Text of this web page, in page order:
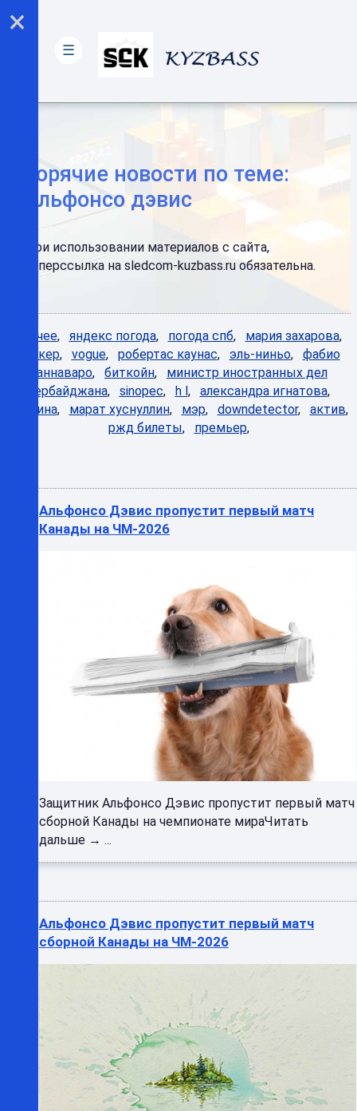
Горячие новости по теме:
альфонсо дэвис
При использовании материалов с сайта,
гиперссылка на sledcom-kuzbass.ru обязательна.
Горячее, яндекс погода, погода спб, мария захарова,
бункер, vogue, робертас каунас, эль-ниньо, фабио
каннаваро, биткойн, министр иностранных дел
азербайджана, sinopec, h l , александра игнатова,
украина, марат хуснуллин, мэр, downdetector, актив,
ржд билеты, премьер,
Альфонсо Дэвис пропустит первый матч
Канады на ЧМ-2026
Защитник Альфонсо Дэвис пропустит первый матч
сборной Канады на чемпионате мираЧитать
дальше → ...
Альфонсо Дэвис пропустит первый матч
сборной Канады на ЧМ-2026
×
☰